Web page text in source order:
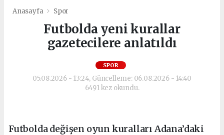
Anasayfa Spor
Futbolda yeni kurallar
gazetecilere anlatıldı
SPOR
05.08.2026 - 13:24, Güncelleme: 06.08.2026 - 14:40
6491 kez okundu.
Futbolda değişen oyun kuralları Adana’daki